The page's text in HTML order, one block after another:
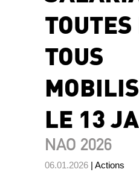
TOUS
LE 13
NAO 2026
06.01.2026 | Actions